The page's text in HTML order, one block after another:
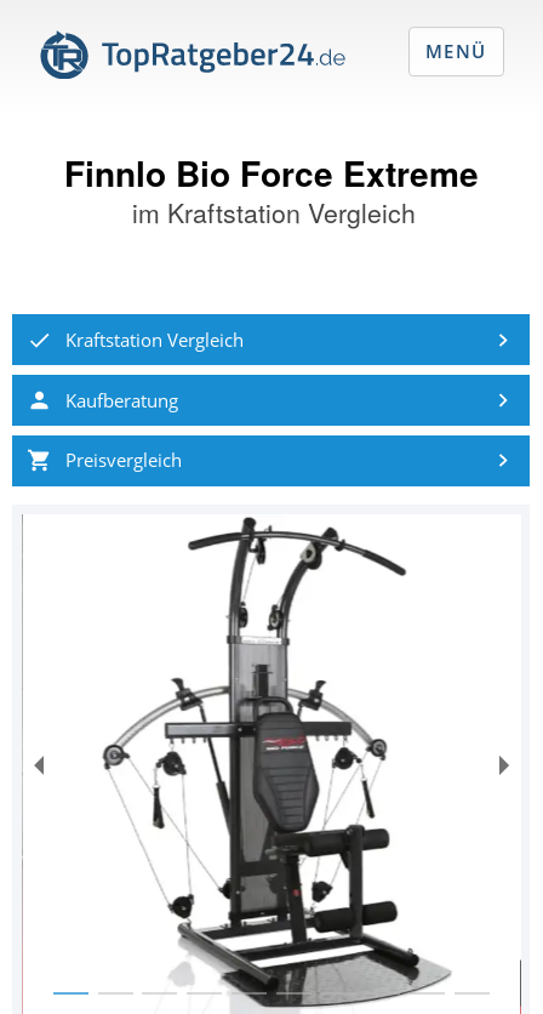
Finnlo Bio Force Extreme
im Kraftstation Vergleich
Kraftstation Vergleich
Kaufberatung
Preisvergleich
MENÜ